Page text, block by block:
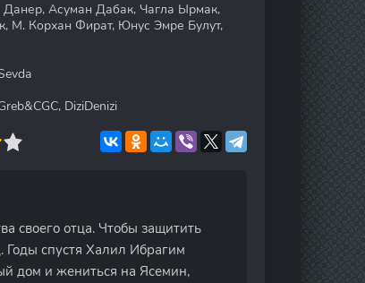
Асуман Дабак, Чагла Ырмак,
М. Корхан Фират, Юнус Эмре Булут,
DiziDenizi
своего отца. Чтобы защитить
Годы спустя Халил Ибрагим
дом и жениться на Ясемин,